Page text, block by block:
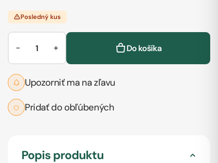
Posledný kus
− + Do košíka
Upozorniť ma na zľavu
Pridať do obľúbených
Popis produktu